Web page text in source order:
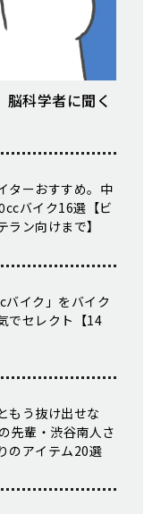
脳科学者に聞く
ターおすすめ。中
バイク16選【ビ
ン向けまで】
イク」をバイク
でセレクト【14
もう抜け出せな
先輩・渋谷南人さ
のアイテム20選